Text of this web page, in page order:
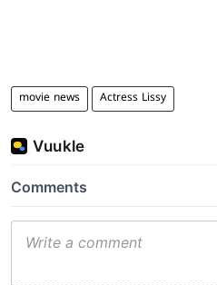
movie news Actress Lissy